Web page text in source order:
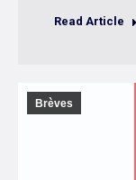
Read Article
Brèves